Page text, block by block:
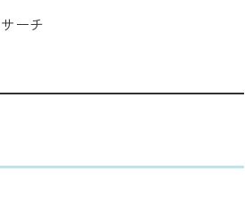
ーチ